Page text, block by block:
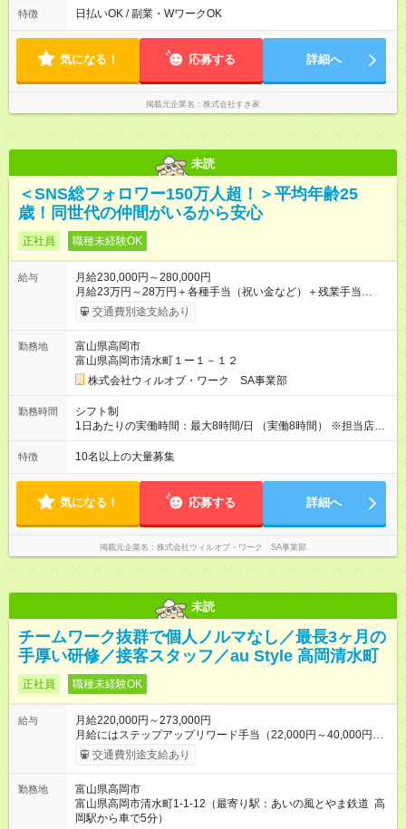
す。 必ず、2名以上での勤務を行いますので、安心して働けま
す。
特徴 日払いOK / 副業・WワークOK
気になる！ 応募する 詳細へ
掲載元企業名 株式会社すき家
未読
＜SNS総フォロワー150万人超！＞平均年齢25
歳！同世代の仲間がいるから安心
正社員 職種未経験OK
給与
月給230,000円～280,000円
月給23万円～28万円＋各種手当（祝い金など）＋残業手当
100％＋賞与年2回 ※年齢、スキルを考慮のうえ、スタート時の
給与を決定します。 ＜年収例＞ 420万円／26歳 リーダー職（月
万円×12か月＋賞与＋各種手当） 320万円／22歳（月給22万円
×12か月＋賞与＋各種手当） 【試用期間】試用期間あり 試用期
間の長さ：2ヶ月 雇用形態、給与は本採用時と同じです。
交通費別途支給あり
勤務地
富山県高岡市
富山県高岡市清水町１ー１－１２
株式会社ウィルオブ・ワーク SA事業部
勤務時間
シフト制
1日あたりの実働時間：最大8時間/日 （実働8時間） ※担当店舗
により異なります。 ※現場では余裕のあるシフトが組めるの
で、1ヶ月の残業は月平均8.2時間と少なめ。定時退勤できる日
特徴 10名以上の大量募集
気になる！ 応募する 詳細へ
掲載元企業名 株式会社ウィルオブ・ワーク SA事業部
未読
チームワーク抜群で個人ノルマなし／最長3ヶ月の
手厚い研修／接客スタッフ／au Style 高岡清水町
正社員 職種未経験OK
給与
月給220,000円～273,000円
月給にはステップアップリワード手当（22,000円～40,000円）
が含まれています。 ※入社翌年度より保有資格と実績により判
定あり（0～60,000円） ＜諸手当＞ ○職務手当 ○ステップアップ
名につき10,000円） ○通勤手当（上限24,000円） ○時間外勤務
手当（1分単位、平均残業13h/月） ○社内インセンティブ ＜昇
給・賞与＞ 昇給：年1回（7月） 賞与：年2回（7・12月）
交通費別途支給あり
勤務地
富山県高岡市
富山県高岡市清水町1-1-12（最寄り駅：あいの風とやま鉄道 高
岡駅から車で5分）